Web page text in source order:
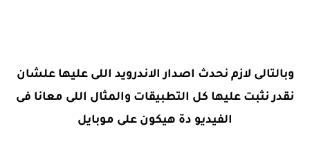
وبالتالى لازم نحدث اصدار الاندرويد اللى عليها علشان
نقدر نثبت عليها كل التطبيقات والمثال اللى معانا فى
الفيديو دة هيكون على موبايل